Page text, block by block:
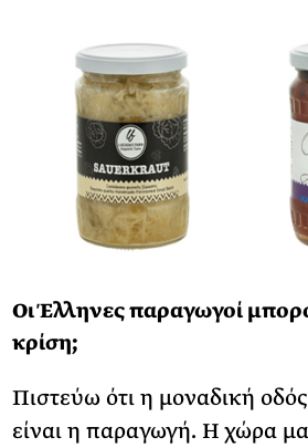
Οι Έλληνες παραγωγοί
κρίση;
Πιστεύω ότι η μοναδική
είναι η παραγωγή. Η χώρα